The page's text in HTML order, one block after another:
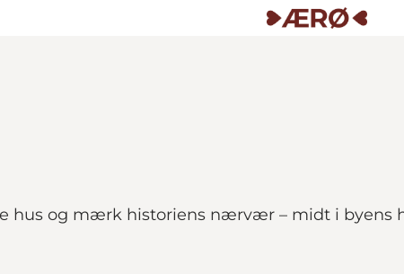
hus og mærk historiens nærvær – midt i byens